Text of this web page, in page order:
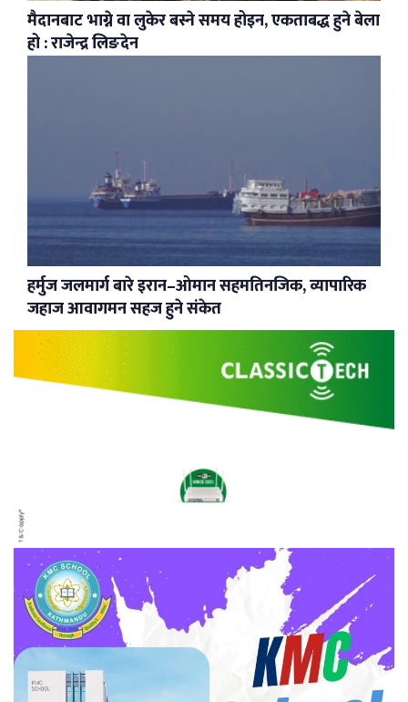
मैदानबाट भाग्ने वा लुकेर बस्ने समय होइन, एकताबद्ध हुने बेला
हो : राजेन्द्र लिङदेन
हर्मुज जलमार्ग बारे इरान–ओमान सहमतिनजिक, व्यापारिक
जहाज आवागमन सहज हुने संकेत